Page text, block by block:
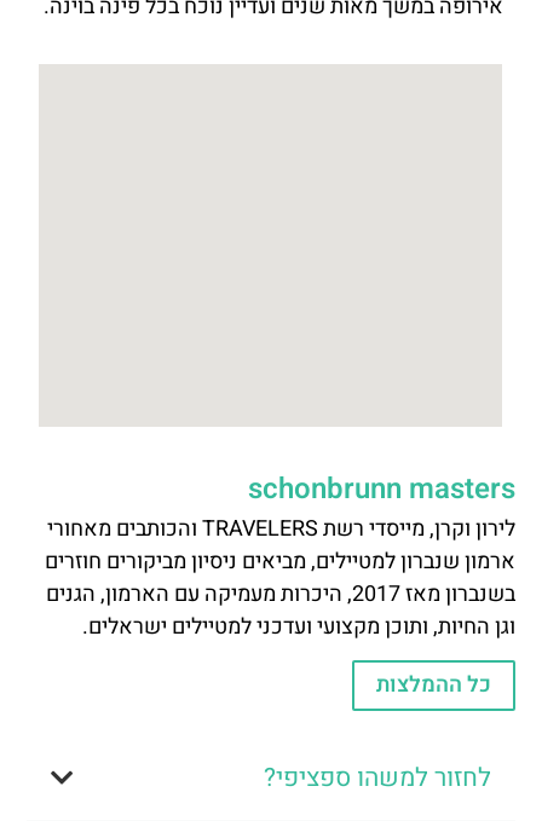
schonbrunn masters
לירון וקרן, מייסדי רשת TRAVELERS והכותבים מאחורי
ארמון שנברון למטיילים, מביאים ניסיון מביקורים חוזרים
בשנברון מאז 2017, היכרות מעמיקה עם הארמון, הגנים
וגן החיות, ותוכן מקצועי ועדכני למטיילים ישראלים.
כל ההמלצות
לחזור למשהו ספציפי?